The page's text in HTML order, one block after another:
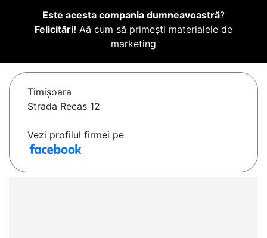
Este acesta compania dumneavoastră?
Felicitări! Aă cum să primești materialele de
marketing
Timişoara
Strada Recas 12
Vezi profilul firmei pe